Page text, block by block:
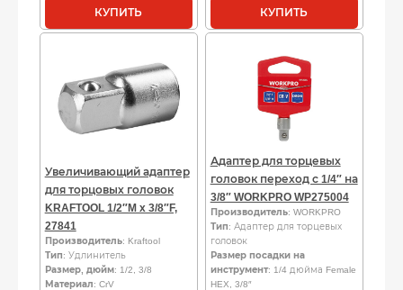
КУПИТЬ КУПИТЬ
Увеличивающий адаптер
для торцовых головок
KRAFTOOL 1/2″M x 3/8″F,
27841
Производитель: Kraftool
Тип: Удлинитель
Размер, дюйм: 1/2, 3/8
Материал: CrV
Адаптер для торцевых
головок переход с 1/4″ на
3/8″ WORKPRO WP275004
Производитель: WORKPRO
Тип: Адаптер для торцевых
головок
Размер посадки на
инструмент: 1/4 дюйма Female
HEX, 3/8″